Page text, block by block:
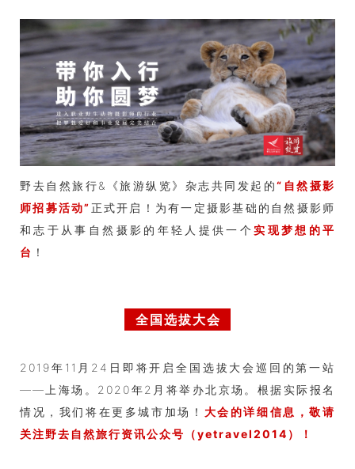
野去自然旅行&《旅游纵览》杂志共同发起的“自然摄影
师招募活动”正式开启！ 为有一定摄影基础的自然摄影师
和志于从事自然摄影的年轻人提供一个实现梦想的平
台 ！
全国选拔大会
2019年11月24日即将开启全国选拔大会巡回的第一站
——上海场。2020年2月将举办北京场。根据实际报名
情况，我们将在更多城市加场！ 大会的详细信息，敬请
关注野去自然旅行资讯公众号（yetravel2014）！